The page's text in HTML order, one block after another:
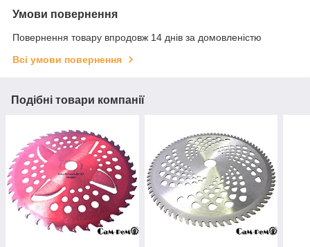
Умови повернення
Повернення товару впродовж 14 днів за домовленістю
Всі умови повернення
Подібні товари компанії